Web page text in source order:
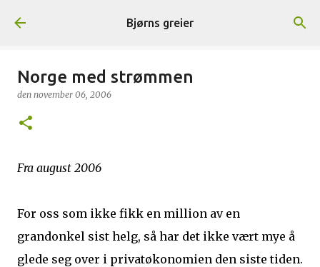
Gå til hovedinnhold
Bjørns greier
Norge med strømmen
den november 06, 2006
Fra august 2006
For oss som ikke fikk en million av en
grandonkel sist helg, så har det ikke vært mye å
glede seg over i privatøkonomien den siste tiden.